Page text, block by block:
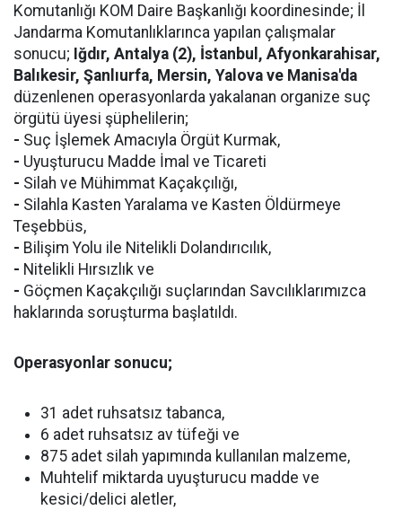
Komutanlığı KOM Daire Başkanlığı koordinesinde; İl
Jandarma Komutanlıklarınca yapılan çalışmalar
sonucu; Iğdır, Antalya (2), İstanbul, Afyonkarahisar,
Balıkesir, Şanlıurfa, Mersin, Yalova ve Manisa'da
düzenlenen operasyonlarda yakalanan organize suç
örgütü üyesi şüphelilerin;
- Suç İşlemek Amacıyla Örgüt Kurmak,
- Uyuşturucu Madde İmal ve Ticareti
- Silah ve Mühimmat Kaçakçılığı,
- Silahla Kasten Yaralama ve Kasten Öldürmeye
Teşebbüs,
- Bilişim Yolu ile Nitelikli Dolandırıcılık,
- Nitelikli Hırsızlık ve
- Göçmen Kaçakçılığı suçlarından Savcılıklarımızca
haklarında soruşturma başlatıldı.
Operasyonlar sonucu;
31 adet ruhsatsız tabanca,
6 adet ruhsatsız av tüfeği ve
875 adet silah yapımında kullanılan malzeme,
Muhtelif miktarda uyuşturucu madde ve
kesici/delici aletler,